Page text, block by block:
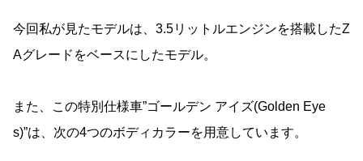
今回私が見たモデルは、3.5リットルエンジンを搭載したZ
Aグレードをベースにしたモデル。
また、この特別仕様車”ゴールデン アイズ(Golden Eye
s)”は、次の4つのボディカラーを用意しています。